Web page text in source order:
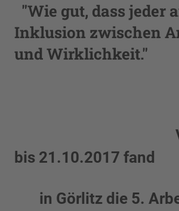
"Wie gut, dass jeder
Inklusion zwischen
und Wirklichkeit."
bis 21.10.2017 fand
in Görlitz die 5.